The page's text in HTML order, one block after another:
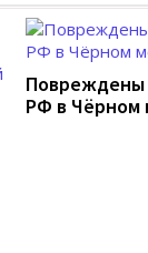
Повреждены
РФ в Чёрном